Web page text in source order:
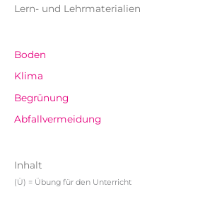
Lern- und Lehrmaterialien
Boden
Klima
Begrünung
Abfallvermeidung
Inhalt
(Ü) = Übung für den Unterricht